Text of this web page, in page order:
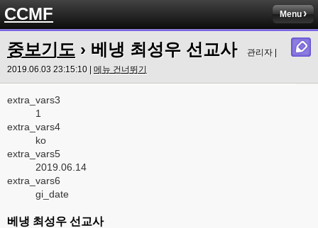
CCMF Menu
중보기도 › 베냉 최성우 선교사
관리자 |
2019.06.03 23:15:10 | 메뉴 건너뛰기
extra_vars3
1
extra_vars4
ko
extra_vars5
2019.06.14
extra_vars6
gi_date
베냉 최성우 선교사